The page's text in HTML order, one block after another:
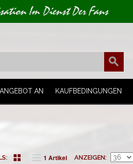
Im Dienst Der Fans
AN KAUFBEDINGUNGEN
1 Artikel ANZEIGEN